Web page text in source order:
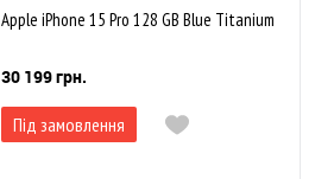
Apple iPhone 15 Pro 128 GB Blue Titanium
30 199 грн.
Під замовлення